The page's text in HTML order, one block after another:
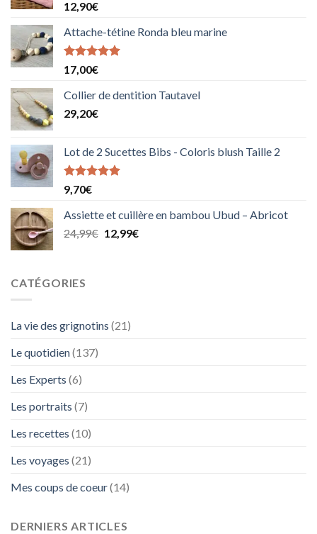
12,90€
Attache-tétine Ronda bleu marine
Note5.00
sur 5
17,00€
Collier de dentition Tautavel
29,20€
Lot de 2 Sucettes Bibs - Coloris blush Taille 2
Note5.00
sur 5
9,70€
Assiette et cuillère en bambou Ubud – Abricot
24,99€ Le
12,99€Le
CATÉGORIES
La vie des grignotins (21)
Le quotidien(137)
Les Experts (6)
Les portraits (7)
Les recettes (10)
Les voyages (21)
Mes coups de coeur(14)
DERNIERS ARTICLES